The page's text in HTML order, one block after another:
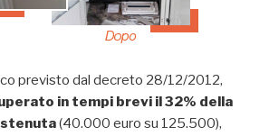
previsto dal decreto 28/12/2012,
in tempi brevi il 32% della
(40.000 euro su 125.500),